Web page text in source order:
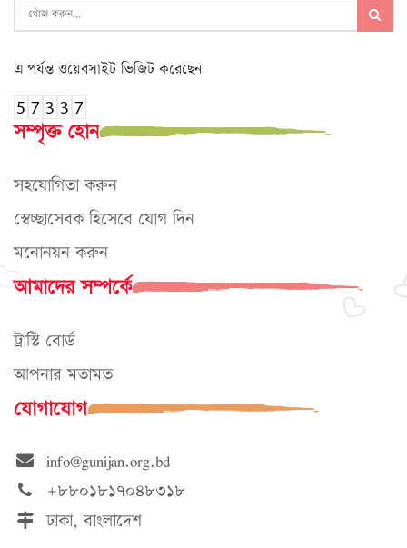
এ পর্যন্ত ওয়েবসাইট ভিজিট করেছেন
সম্পৃক্ত হোন
সহযোগিতা করুন
স্বেচ্ছাসেবক হিসেবে যোগ দিন
মনোনয়ন করুন
আমাদের সম্পর্কে
ট্রাস্টি বোর্ড
আপনার মতামত
যোগাযোগ
info@gunijan.org.bd
+৮৮০১৮১৭০৪৮৩১৮
ঢাকা, বাংলাদেশ